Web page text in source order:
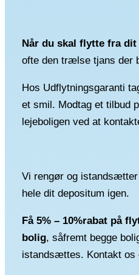
Når du skal flytte fra dit
ofte den trælse tjans der
Hos Udflytningsgaranti
et smil. Modtag et tilbud
lejeboligen ved at
Vi rengør og
hele dit depositum igen.
Få 5% – 10%rabat på
bolig, såfremt begge
istandsættes. Kontakt os